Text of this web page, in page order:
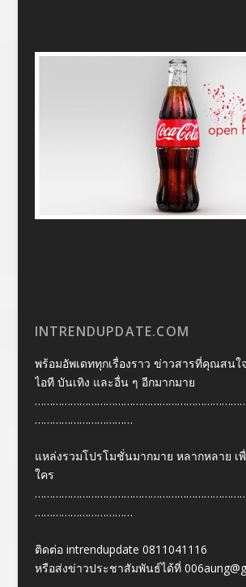
INTRENDUPDATE.COM
พร้อมอัพเดททุกเรื่องราว ข่าวสารที่คุณสนใ
ไอที บันเทิง และอื่น ๆ อีกมากมาย
……………………………
แหล่งรวมโปรโมชั่นมากมาย หลากหลาย เ
ใคร
……………………………
ติดต่อ intrendupdate 0811041116
หรือส่งข่าวประชาสัมพันธ์ได้ที่